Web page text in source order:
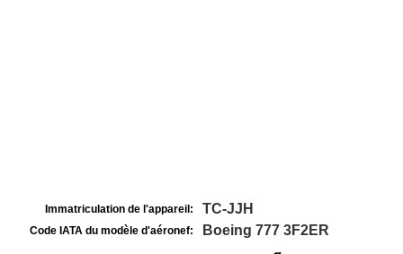
Immatriculation de l'appareil: TC-JJH
Code IATA du modèle d'aéronef: Boeing 777 3F2ER